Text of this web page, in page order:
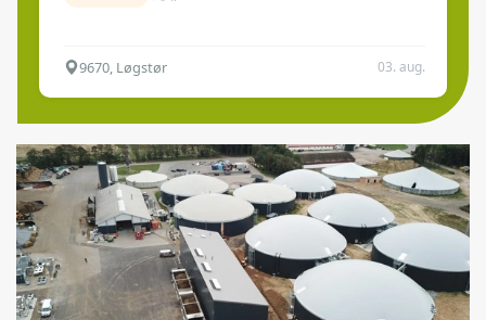
9670, Løgstør 03. aug.